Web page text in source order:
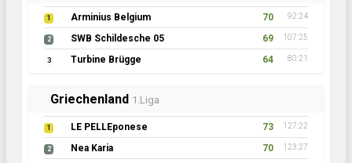
1 Arminius Belgium 70 92:24
2 SWB Schildesche 05 69 107:25
3 Turbine Brügge 64 80:21
Griechenland 1.Liga
1 LE PELLEponese 73 127:22
2 Nea Karia 70 123:27